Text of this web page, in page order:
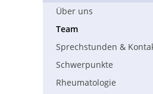
Über uns
Team
Sprechstunden &
Schwerpunkte
Rheumatologie